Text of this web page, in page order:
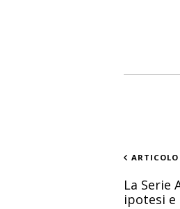
ARTICOLO
La Serie
ipotesi